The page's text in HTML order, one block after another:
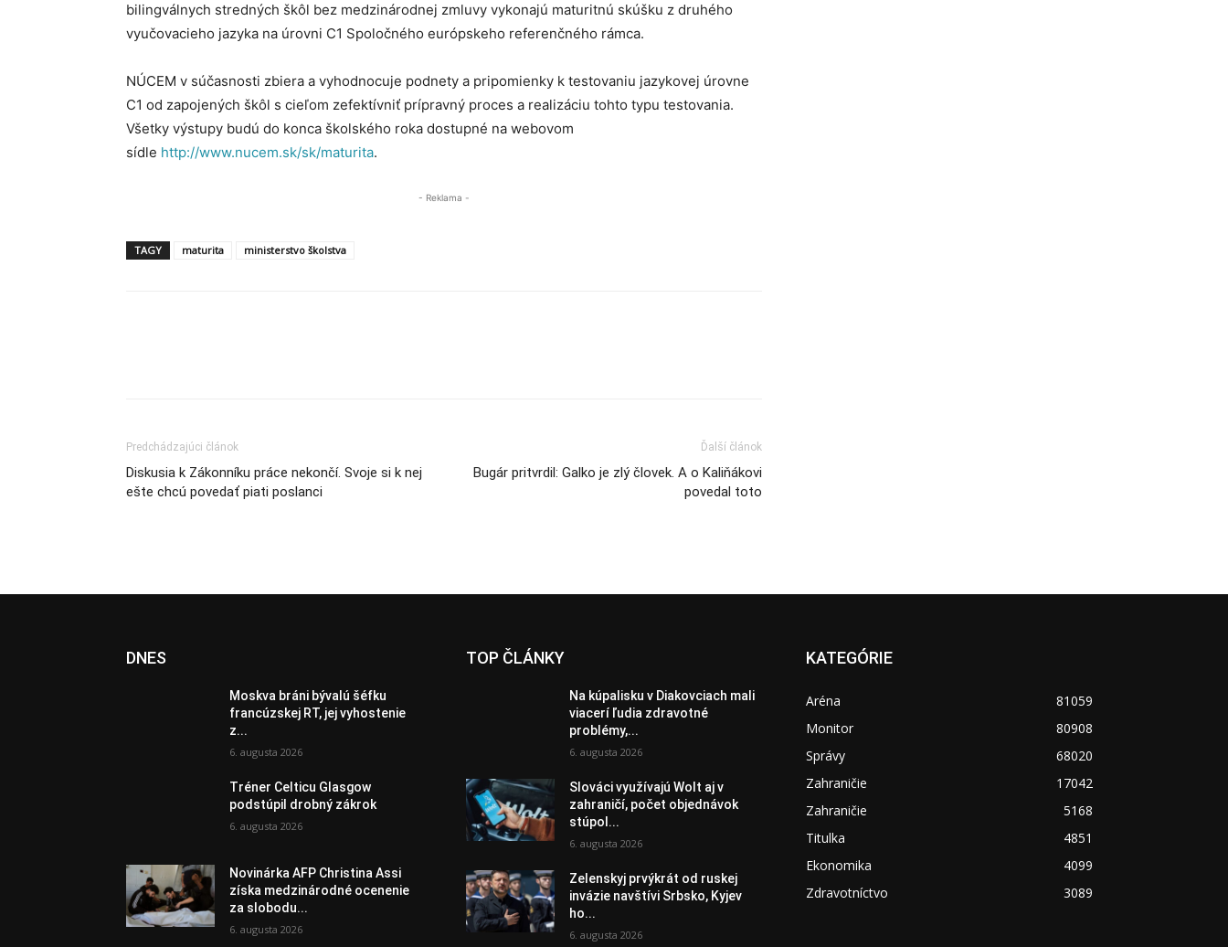
bilingválnych stredných škôl bez medzinárodnej zmluvy vykonajú maturitnú skúšku z druhého
vyučovacieho jazyka na úrovni C1 Spoločného európskeho referenčného rámca.
NÚCEM v súčasnosti zbiera a vyhodnocuje podnety a pripomienky k testovaniu jazykovej úrovne
C1 od zapojených škôl s cieľom zefektívniť prípravný proces a realizáciu tohto typu testovania.
Všetky výstupy budú do konca školského roka dostupné na webovom
sídle http://www.nucem.sk/sk/maturita.
- Reklama -
TAGY maturita ministerstvo školstva
Predchádzajúci článok
Diskusia k Zákonníku práce nekončí. Svoje si k nej
ešte chcú povedať piati poslanci
Ďalší článok
Bugár pritvrdil: Galko je zlý človek. A o Kaliňákovi
povedal toto
DNES
Moskva bráni bývalú šéfku
francúzskej RT, jej vyhostenie
z...
6. augusta 2026
Tréner Celticu Glasgow
podstúpil drobný zákrok
6. augusta 2026
Novinárka AFP Christina Assi
získa medzinárodné ocenenie
za slobodu...
6. augusta 2026
TOP ČLÁNKY
Na kúpalisku v Diakovciach mali
viacerí ľudia zdravotné
problémy,...
6. augusta 2026
Slováci využívajú Wolt aj v
zahraničí, počet objednávok
stúpol...
6. augusta 2026
Zelenskyj prvýkrát od ruskej
invázie navštívi Srbsko, Kyjev
ho...
6. augusta 2026
KATEGÓRIE
Aréna
81059
Monitor
80908
Správy
68020
Zahraničie
17042
Zahraničie
5168
Titulka
4851
Ekonomika
4099
Zdravotníctvo
3089